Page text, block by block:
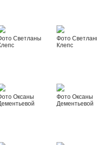
Светланы
Фото
Клепс
Оксаны
Фото Оксаны
Дементьевой